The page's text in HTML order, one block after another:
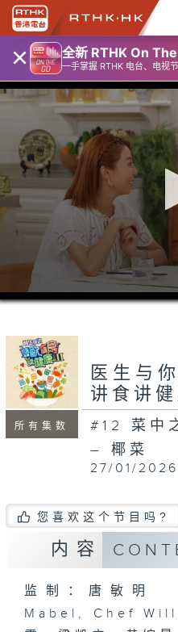
× 全新 RTHK On
一手掌握 RTHK 电台、电视
0
seconds
minutes,
seconds
所有集数
医生与
讲食讲
#12 菜中
– 椰菜
27/01/2026
您喜欢这个节目吗?
内容
监制：唐敏明
Mabel, Chef